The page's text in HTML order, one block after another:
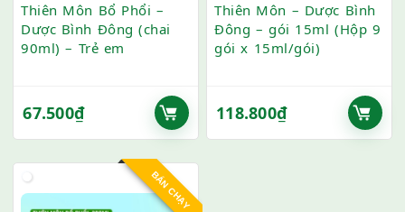
Thiên Môn Bổ Phổi –
Dược Bình Đông (chai
90ml) – Trẻ em
67.500₫
Thiên Môn – Dược Bình
Đông – gói 15ml (Hộp 9
gói x 15ml/gói)
118.800₫
BÁN CHẠY